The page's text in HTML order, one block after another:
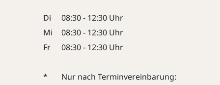
Di
08:30 - 12:30 Uhr
Mi
08:30 - 12:30 Uhr
Fr
08:30 - 12:30 Uhr
*
Nur nach Terminvereinbarung: